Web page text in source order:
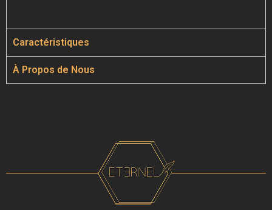
Caractéristiques
À Propos de Nous